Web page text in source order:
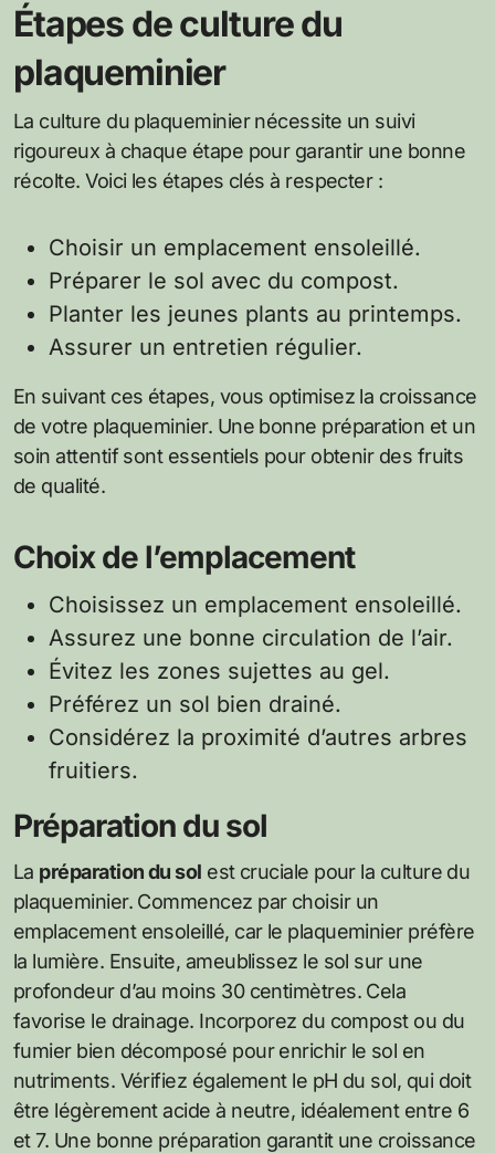
Étapes de culture du
plaqueminier
La culture du plaqueminier nécessite un suivi
rigoureux à chaque étape pour garantir une bonne
récolte. Voici les étapes clés à respecter :
Choisir un emplacement ensoleillé.
Préparer le sol avec du compost.
Planter les jeunes plants au printemps.
Assurer un entretien régulier.
En suivant ces étapes, vous optimisez la croissance
de votre plaqueminier. Une bonne préparation et un
soin attentif sont essentiels pour obtenir des fruits
de qualité.
Choix de l’emplacement
Choisissez un emplacement ensoleillé.
Assurez une bonne circulation de l’air.
Évitez les zones sujettes au gel.
Préférez un sol bien drainé.
Considérez la proximité d’autres arbres
fruitiers.
Préparation du sol
La préparation du sol est cruciale pour la culture du
plaqueminier. Commencez par choisir un
emplacement ensoleillé, car le plaqueminier préfère
la lumière. Ensuite, ameublissez le sol sur une
profondeur d’au moins 30 centimètres. Cela
favorise le drainage. Incorporez du compost ou du
fumier bien décomposé pour enrichir le sol en
nutriments. Vérifiez également le pH du sol, qui doit
être légèrement acide à neutre, idéalement entre 6
et 7. Une bonne préparation garantit une croissance